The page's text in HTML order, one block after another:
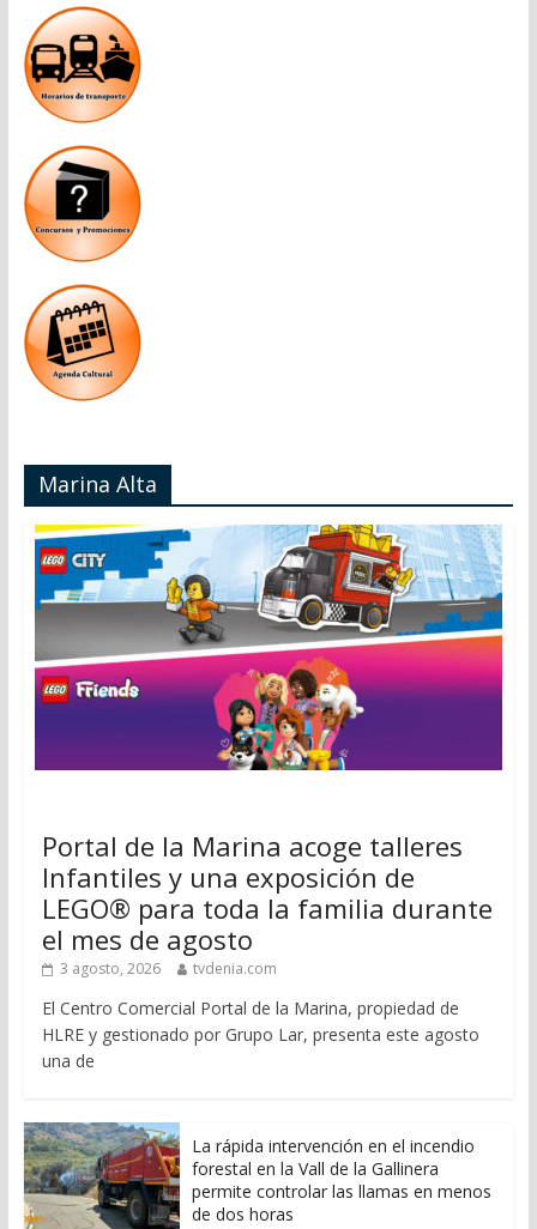
Marina Alta
Portal de la Marina acoge talleres
Infantiles y una exposición de
LEGO® para toda la familia durante
el mes de agosto
3 agosto, 2026 tvdenia.com
El Centro Comercial Portal de la Marina, propiedad de
HLRE y gestionado por Grupo Lar, presenta este agosto
una de
La rápida intervención en el incendio
forestal en la Vall de la Gallinera
permite controlar las llamas en menos
de dos horas